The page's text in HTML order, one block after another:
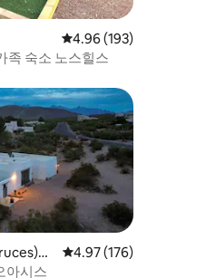
평점 4.96점(5점 만점),
4.96 (193)
족 숙소 노스힐스
의
평점 4.97점(5점 만점),
4.97 (176)
아시스